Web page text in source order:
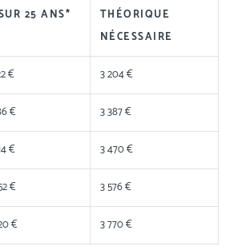
25 ANS*
THÉORIQUE
NÉCESSAIRE
€ 3 204 €
€ 3 387 €
€ 3 470 €
€ 3 576 €
€ 3 770 €